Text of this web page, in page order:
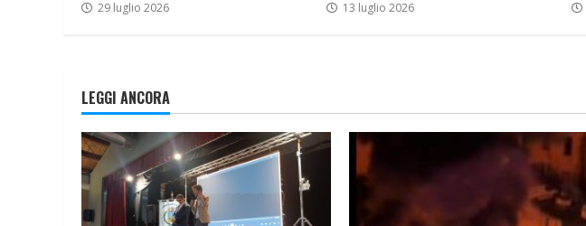
29 luglio 2026 13 luglio 2026
LEGGI ANCORA